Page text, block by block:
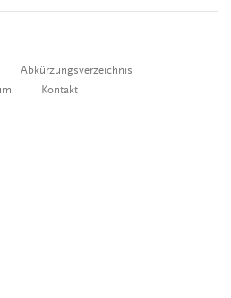
Abkürzungsverzeichnis
Kontakt